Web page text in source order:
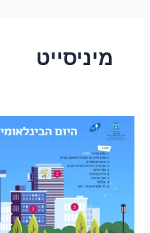
מיניסייט
מיניסייט
לכנס
הבינלאומי
עישון
|